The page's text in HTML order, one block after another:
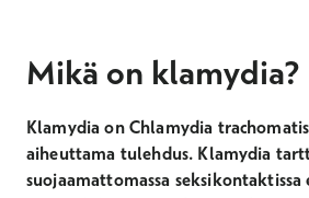
Mikä on klamydia?
Klamydia on Chlamydia
aiheuttama tulehdus. Klamydia
suojaamattomassa seksikontaktissa